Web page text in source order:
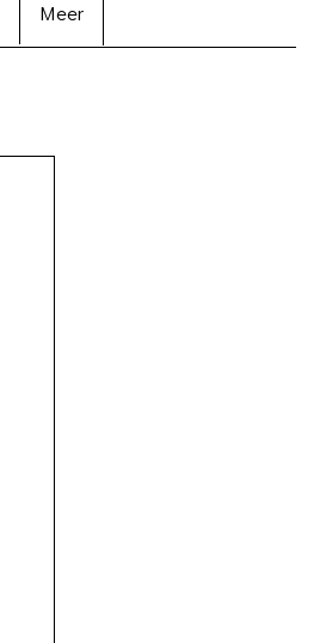
Meer